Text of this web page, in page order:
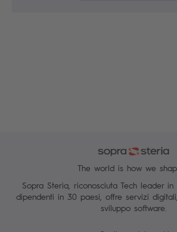
The world is how we
Sopra Steria, riconosciuta Tech leader in
dipendenti in 30 paesi, offre servizi
sviluppo software.